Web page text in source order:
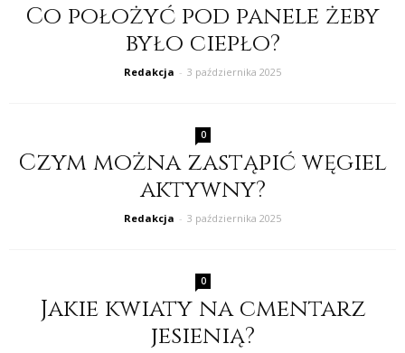
Co położyć pod panele żeby
było ciepło?
Redakcja - 3 października 2025
0
Czym można zastąpić węgiel
aktywny?
Redakcja - 3 października 2025
0
Jakie kwiaty na cmentarz
jesienią?